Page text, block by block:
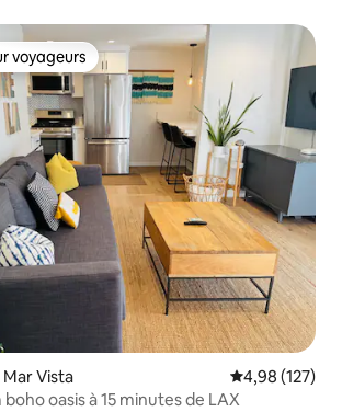
les plus appréciés
voyageurs
Mar Vista Évaluation
4,98 (127)
oasis à 15 minutes de LAX